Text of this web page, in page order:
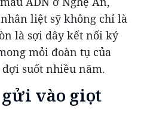
liệt sỹ không chỉ là
là sợi dây kết nối ký
mỏi đoàn tụ của
suốt nhiều năm.
vào giọt